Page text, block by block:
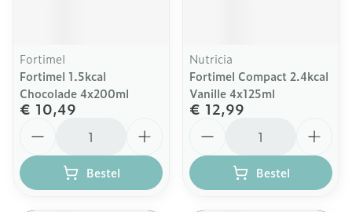
Fortimel
Fortimel 1.5kcal
Chocolade 4x200ml
€ 10,49
Bestel
Nutricia
Fortimel Compact 2.4kcal
Vanille 4x125ml
€ 12,99
Bestel